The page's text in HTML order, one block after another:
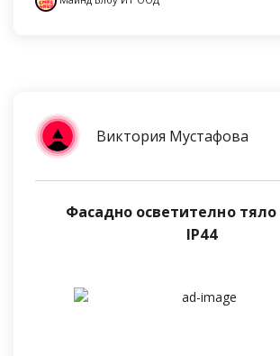
Виктория Мустафова
Фасадно осветително тяло
IP44